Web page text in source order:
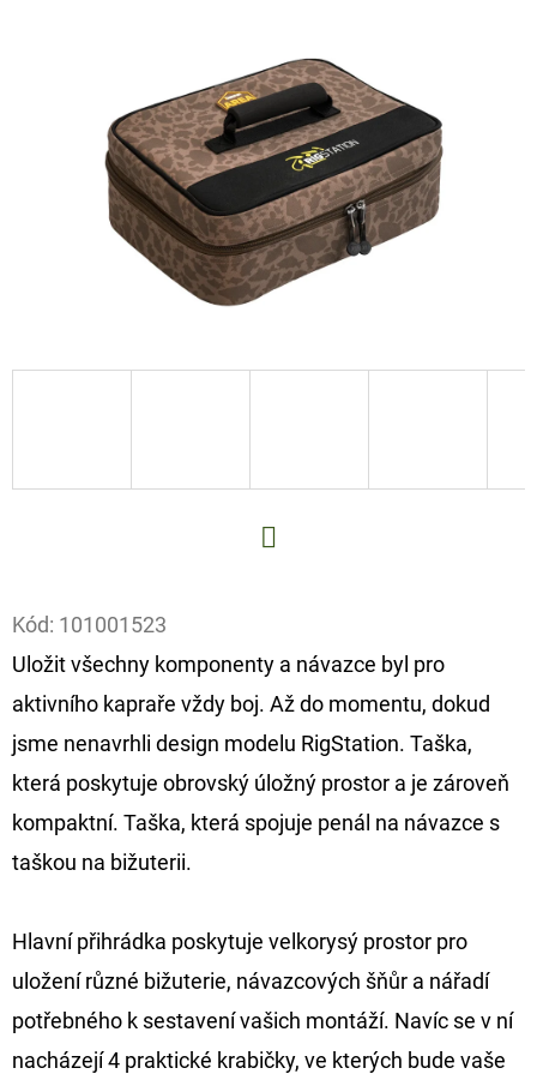
Kód: 101001523
Uložit všechny komponenty a návazce byl pro
aktivního kapraře vždy boj. Až do momentu, dokud
jsme nenavrhli design modelu RigStation. Taška,
která poskytuje obrovský úložný prostor a je zároveň
kompaktní. Taška, která spojuje penál na návazce s
taškou na bižuterii.
Hlavní přihrádka poskytuje velkorysý prostor pro
uložení různé bižuterie, návazcových šňůr a nářadí
potřebného k sestavení vašich montáží. Navíc se v ní
nacházejí 4 praktické krabičky, ve kterých bude vaše
HLEDAT
D
O
P
O
R
U
Č
U
J
E
OLOVĚNÁ
ZÁTĚŽ